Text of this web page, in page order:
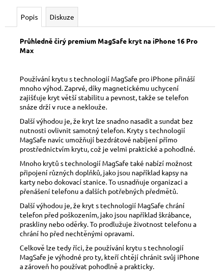
Popis Diskuze
Průhledně čirý premium MagSafe kryt na iPhone 16 Pro
Max
Používání krytu s technologií MagSafe pro iPhone přináší
mnoho výhod. Zaprvé, díky magnetickému uchycení
zajišťuje kryt větší stabilitu a pevnost, takže se telefon
snáze drží v ruce a neklouže.
Další výhodou je, že kryt lze snadno nasadit a sundat bez
nutnosti ovlivnit samotný telefon. Kryty s technologií
MagSafe navíc umožňují bezdrátové nabíjení přímo
prostřednictvím krytu, což je velmi praktické a pohodlné.
Mnoho krytů s technologií MagSafe také nabízí možnost
připojení různých doplňků, jako jsou například kapsy na
karty nebo dokovací stanice. To usnadňuje organizaci a
přenášení telefonu a dalších potřebných předmětů.
Další výhodou je, že kryt s technologií MagSafe chrání
telefon před poškozením, jako jsou například škrábance,
praskliny nebo oděrky. To prodlužuje životnost telefonu a
chrání ho před nechtěnými opravami.
Celkově lze tedy říci, že používání krytu s technologií
MagSafe je výhodné pro ty, kteří chtějí chránit svůj iPhone
a zároveň ho používat pohodlně a prakticky.